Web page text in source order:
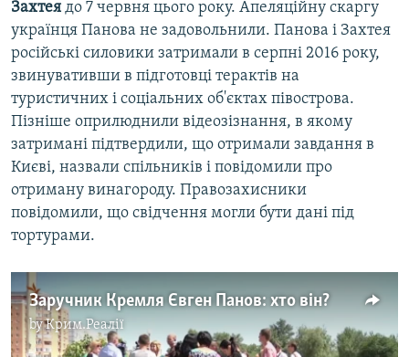
Захтея до 7 червня цього року. Апеляційну скаргу
українця Панова не задовольнили. Панова і Захтея
російські силовики затримали в серпні 2016 року,
звинувативши в підготовці терактів на
туристичних і соціальних об'єктах півострова.
Пізніше оприлюднили відеозізнання, в якому
затримані підтвердили, що отримали завдання в
Києві, назвали спільників і повідомили про
отриману винагороду. Правозахисники
повідомили, що свідчення могли бути дані під
тортурами.
Заручник Кремля Євген Панов: хто він?
byКрим.Реалії